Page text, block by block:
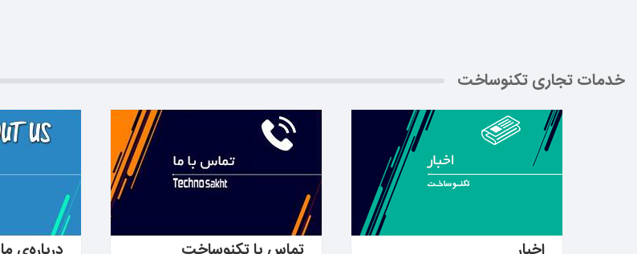
خدمات تجاری تکنوساخت
بیشتر بدانید ← بیشتر بدانید ←